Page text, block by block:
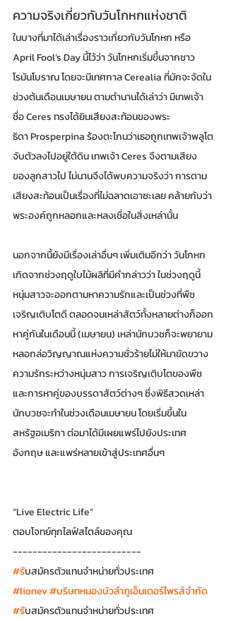
ความจริงเกี่ยวกับวันโกหกแห่งชาติ
ในบางที่มาได้เล่าเรื่องราวเกี่ยวกับวันโกหก หรือ
April Fool’s Day นี้ไว้ว่า วันโกหกเริ่มขึ้นจากชาว
โรมันโบราณ โดยจะมีเทศกาล Cerealia ที่มักจะจัดใน
ช่วงต้นเดือนเมษายน ตามตำนานได้เล่าว่า มีเทพเจ้า
ชื่อ Ceres ทรงได้ยินเสียงสะท้อนของพระ
ธิดา Prosperpina ร้องตะโกนว่าเธอถูกเทพเจ้าพลูโต
จับตัวลงไปอยู่ใต้ดิน เทพเจ้า Ceres จึงตามเสียง
ของลูกสาวไป ไม่นานจึงได้พบความจริงว่า การตาม
เสียงสะท้อนเป็นเรื่องที่ไม่ฉลาดเอาซะเลย คล้ายกับว่า
พระองค์ถูกหลอกและหลงเชื่อในสิ่งเหล่านั้น
นอกจากนี้ยังมีเรื่องเล่าอื่นๆ เพิ่มเติมอีกว่า วันโกหก
เกิดจากช่วงฤดูใบไม้ผลิที่มีคำกล่าวว่า ในช่วงฤดูนี้
หนุ่มสาวจะออกตามหาความรักและเป็นช่วงที่พืช
เจริญเติบโตดี ตลอดจนเหล่าสัตว์ทั้งหลายต่างก็ออก
หาคู่กันในเดือนนี้ (เมษายน) เหล่านักบวชก็จะพยายาม
หลอกล่อวิญญาณแห่งความชั่วร้ายไม่ให้มาขัดขวาง
ความรักระหว่างหนุ่มสาว การเจริญเติบโตของพืช
และการหาคู่ของบรรดาสัตว์ต่างๆ ซึ่งพิธีสวดเหล่า
นักบวชจะทำในช่วงเดือนเมษายน โดยเริ่มขึ้นใน
สหรัฐอเมริกา ต่อมาได้มีเผยแพร่ไปยังประเทศ
อังกฤษ และแพร่หลายเข้าสู่ประเทศอื่นๆ
“Live Electric Life”
ตอบโจทย์ทุกไลฟ์สไตล์ของคุณ
--------------------------
#รับสมัครตัวแทนจำหน่ายทั่วประเทศ
#lionev#บริษทหนองบัวลำภูเอ็นเตอร์ไพรส์จำกัด
#รับสมัครตัวแทนจำหน่ายทั่วประเทศ